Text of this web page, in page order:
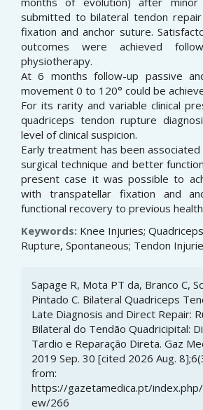
submitted to bilateral tendon
fixation and anchor suture.
outcomes were achieved
physiotherapy.
At 6 months follow-up passive
movement 0 to 120° could be
For its rarity and variable clinical
quadriceps tendon rupture
level of clinical suspicion.
Early treatment has been
surgical technique and better
present case it was possible to
with transpatellar fixation and
functional recovery to previous
Keywords: Knee Injuries;
Rupture, Spontaneous; Tendon
Article
Details
Sapage R, Mota PT da, Branco C,
Pintado C. Bilateral Quadriceps
Late Diagnosis and Direct Repair:
Bilateral do Tendão Quadricipital:
Tardio e Reparação Direta. Gaz
2019 Sep. 30 [cited 2026 Aug.
from:
https://gazetamedica.pt/
ew/266